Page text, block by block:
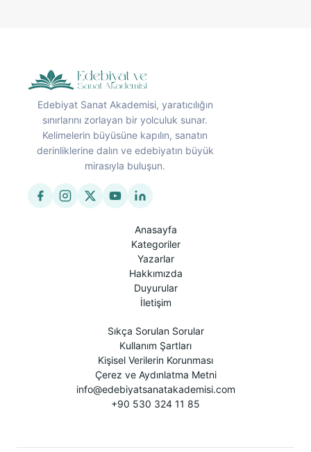
Edebiyat Sanat Akademisi, yaratıcılığın
sınırlarını zorlayan bir yolculuk sunar.
Kelimelerin büyüsüne kapılın, sanatın
derinliklerine dalın ve edebiyatın büyük
mirasıyla buluşun.
Anasayfa
Kategoriler
Yazarlar
Hakkımızda
Duyurular
İletişim
Sıkça Sorulan Sorular
Kullanım Şartları
Kişisel Verilerin Korunması
Çerez ve Aydınlatma Metni
info@edebiyatsanatakademisi.com
+90 530 324 11 85